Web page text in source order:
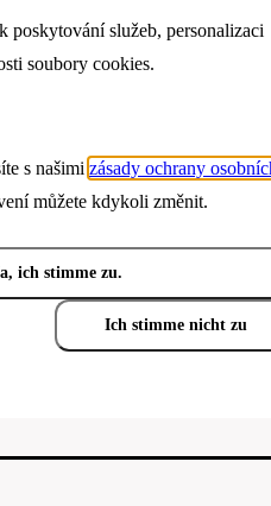
poskytování služeb, personalizaci
soubory cookies.
s našimi zásady ochrany
můžete kdykoli změnit.
ich stimme zu.
Ich stimme nicht zu